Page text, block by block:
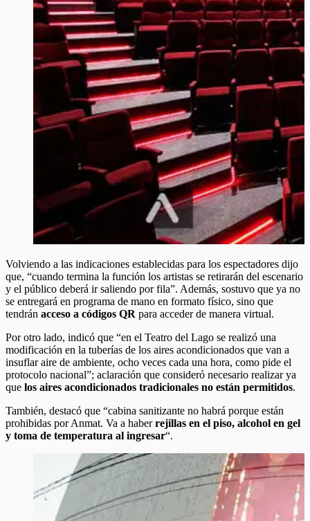
Volviendo a las indicaciones establecidas para los espectadores dijo
que, “cuando termina la función los artistas se retirarán del escenario
y el público deberá ir saliendo por fila”. Además, sostuvo que ya no
se entregará en programa de mano en formato físico, sino que
tendrán acceso a códigos QR para acceder de manera virtual.
Por otro lado, indicó que “en el Teatro del Lago se realizó una
modificación en la tuberías de los aires acondicionados que van a
insuflar aire de ambiente, ocho veces cada una hora, como pide el
protocolo nacional”; aclaración que consideró necesario realizar ya
que los aires acondicionados tradicionales no están permitidos.
También, destacó que “cabina sanitizante no habrá porque están
prohibidas por Anmat. Va a haberrejillas en el piso, alcohol en gel
y toma de temperatura al ingresar“.